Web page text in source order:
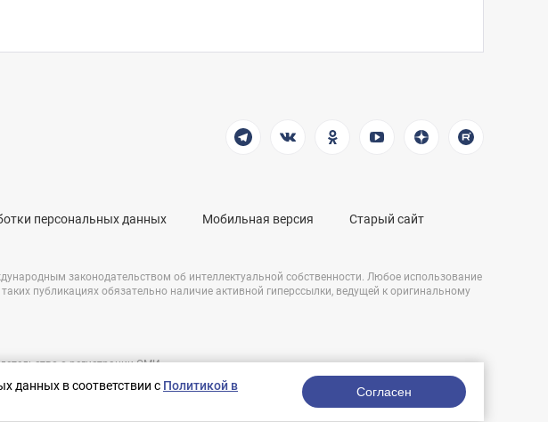
данных в соответствии с Политикой в
Согласен
персональных данных Мобильная версия Старый сайт
законодательством об интеллектуальной собственности. Любое использование
публикациях обязательно наличие активной гиперссылки, ведущей к оригинальному
о регистрации СМИ
по надзору в сфере связи,
nologostudio.ru.